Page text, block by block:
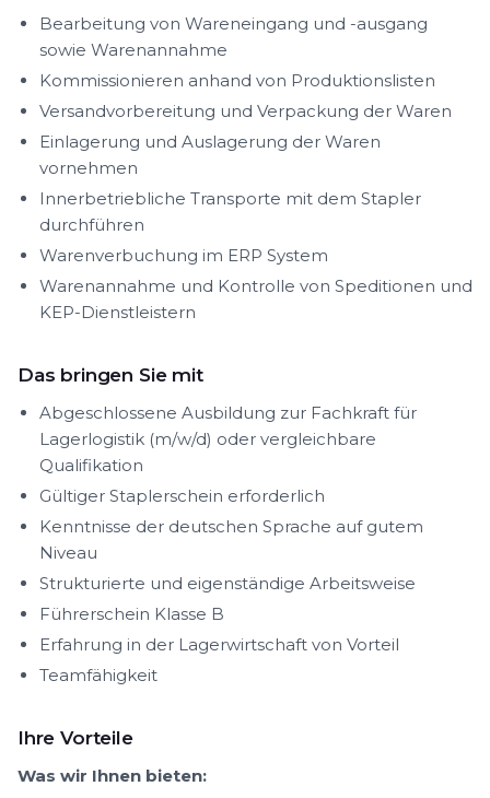
Bearbeitung von Wareneingang und -ausgang
sowie Warenannahme
Kommissionieren anhand von Produktionslisten
Versandvorbereitung und Verpackung der Waren
Einlagerung und Auslagerung der Waren
vornehmen
Innerbetriebliche Transporte mit dem Stapler
durchführen
Warenverbuchung im ERP System
Warenannahme und Kontrolle von Speditionen und
KEP-Dienstleistern
Das bringen Sie mit
Abgeschlossene Ausbildung zur Fachkraft für
Lagerlogistik (m/w/d) oder vergleichbare
Qualifikation
Gültiger Staplerschein erforderlich
Kenntnisse der deutschen Sprache auf gutem
Niveau
Strukturierte und eigenständige Arbeitsweise
Führerschein Klasse B
Erfahrung in der Lagerwirtschaft von Vorteil
Teamfähigkeit
Ihre Vorteile
Was wir Ihnen bieten: